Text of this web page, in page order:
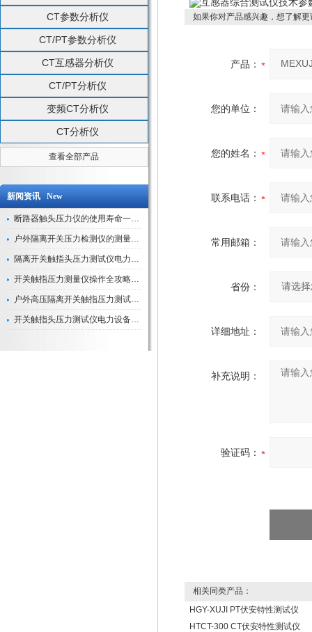
CT参数分析仪
CT/PT参数分析仪
CT互感器分析仪
CT/PT分析仪
变频CT分析仪
CT分析仪
查看全部产品
新闻资讯 New
断路器触头压力仪的使用寿命一般是多久？
户外隔离开关压力检测仪的测量数据如何与GIS系统对接实现智能化运维？
隔离开关触指头压力测试仪电力系统安全运行的“定海神针”
开关触指压力测量仪操作全攻略：从准备到精准测量的实战指南
户外高压隔离开关触指压力测试仪的作用与价值
开关触指头压力测试仪电力设备安全的“隐形守护者”
如果你对产品感兴趣，想了解
产品：
您的单位：
您的姓名：
联系电话：
常用邮箱：
省份：
详细地址：
补充说明：
验证码：
相关同类产品：
HGY-XUJI PT伏安特性测试仪
HTCT-300 CT伏安特性测试仪